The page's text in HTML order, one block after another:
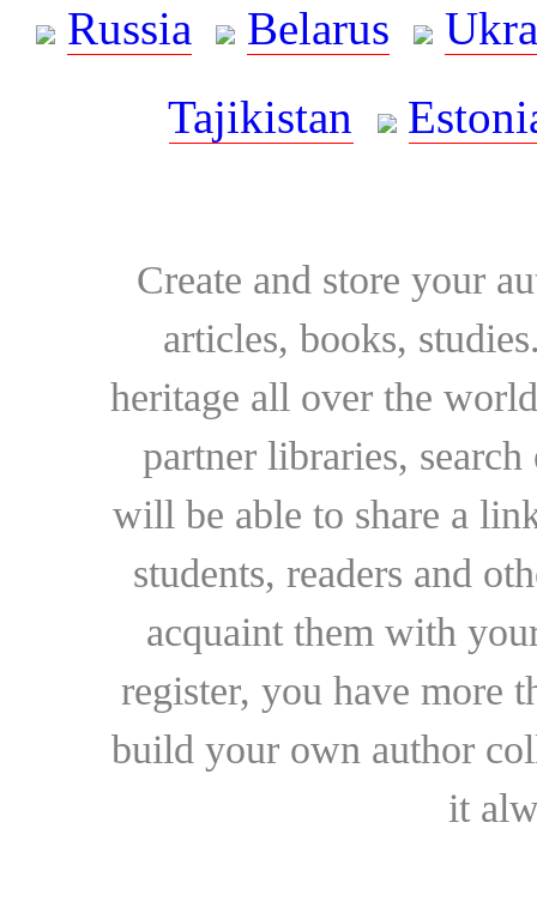
Russia
Belarus
Tajikistan
Create and store your
articles, books,
heritage all over the
partner libraries,
will be able to share a
students, readers and
acquaint them with
register, you have more
build your own author
it